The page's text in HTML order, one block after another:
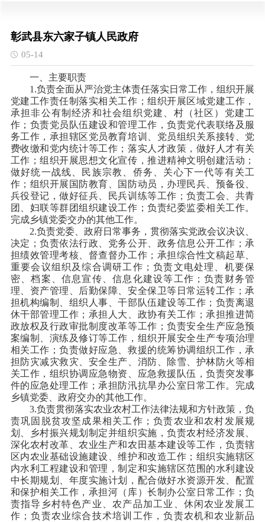
彰武县东六家子镇人民政府
05-14
一、主要职责
1.负责全面从严治党主体责任落实日常工作，组织开展
党建工作责任制落实相关工作；组织开展区域党建工作，
承担非公有制经济和社会组织党建、村（社区）党建工
作；负责党员队伍建设和管理工作，负责党代表联络及服
务工作，承担辖区党员教育培训、党员组织关系接转、党
费收缴和党内统计等工作；落实人才政策，做好人才有关
工作；组织开展思想文化宣传，推进精神文明创建活动；
做好统一战线、民族宗教、侨务、关心下一代等有关工
作；组织开展国防教育、国防动员，办理民兵、预备役、
兵役登记，做好征兵、民兵训练等工作；负责工会、共青
团、妇联等群团组织建设工作；负责纪委监委相关工作。
完成乡镇党委交办的其他工作。
2.负责党委、政府日常事务，贯彻落实党政会议决议、
决定；负责依法行政、党务公开、政务信息公开工作；承
担绩效管理考核、督查督办工作；承担综合性文稿起草、
重要会议组织及综合调研工作；负责文电处理、机要保
密、档案、信息宣传、信息化建设等工作；负责财务管
理、资产管理、后勤保障、安全保卫等日常运转工作；承
担机构编制、组织人事、干部队伍建设等工作；负责离退
休干部管理工作；承担人大、政协有关工作；承担推进简
政放权及行政审批制度改革等工作；负责安全生产应急预
案编制、演练及修订等工作，组织开展安全生产专项治理
相关工作；负责做好应急、救援的统筹协调组织工作，承
担防灾减灾救灾、安全生产、消防、除雪、护林防火等相
关工作，组织协调应急物资、应急救援队伍，负责突发事
件的应急处理工作；承担防汛抗旱办公室日常工作。完成
乡镇党委、政府交办的其他工作。
3.负责贯彻落实农业农村工作法律法规和方针政策，负
责巩固脱贫攻坚成果相关工作；负责农业和农村发展规
划、乡村振兴规划制定并组织实施，负责农村经济发展、
深化农村改革、农业生产和农田基本建设等工作，负责辖
区内农业基础设施建设、维护和改造工作；组织实施辖区
内水利工程建设和管理，制定和实施辖区范围的水利建设
中长期规划、年度实施计划，配合做好水资源开发、配置
和保护相关工作，承担河（库）长制办公室日常工作；负
责指导乡村特色产业、农产品加工业、休闲农业发展工
作；负责农业综合技术培训工作，负责农机和农业新品